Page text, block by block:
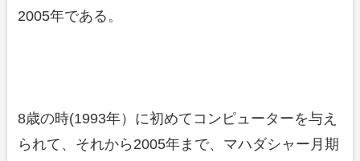
2005年である。
8歳の時(1993年）に初めてコンピューターを与え
られて、それから2005年まで、マハダシャー月期